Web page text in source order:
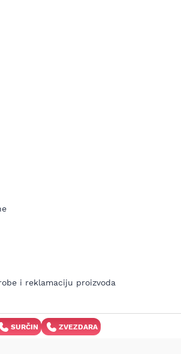
i reklamaciju proizvoda
2026 | Izrada internet prodavnice:
Avokado.rs
SURČIN ZVEZDARA